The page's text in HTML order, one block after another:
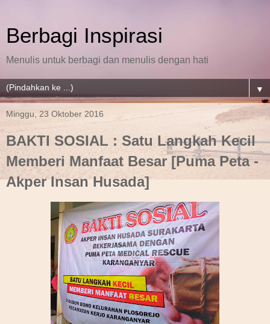
Berbagi Inspirasi
Menulis untuk berbagi dan menulis dengan hati
▼
Minggu, 23 Oktober 2016
BAKTI SOSIAL : Satu Langkah Kecil
Memberi Manfaat Besar [Puma Peta -
Akper Insan Husada]